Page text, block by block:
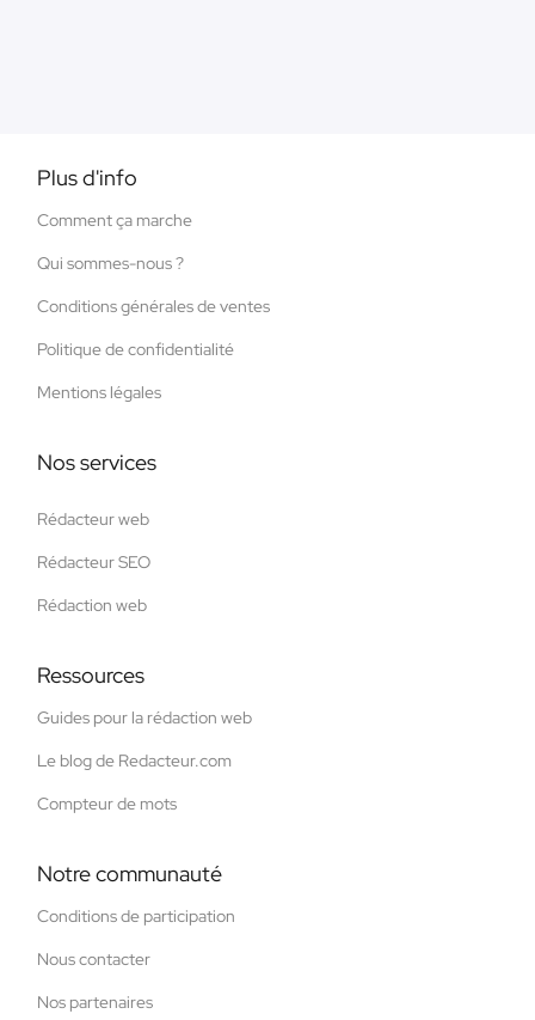
Plus d'info
Comment ça marche
Qui sommes-nous ?
Conditions générales de ventes
Politique de confidentialité
Mentions légales
Nos services
Rédacteur web
Rédacteur SEO
Rédaction web
Ressources
Guides pour la rédaction web
Le blog de Redacteur.com
Compteur de mots
Notre communauté
Conditions de participation
Nous contacter
Nos partenaires